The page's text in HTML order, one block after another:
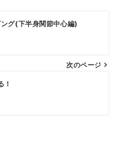
グ(下半身関節中心編)
次のページ
！